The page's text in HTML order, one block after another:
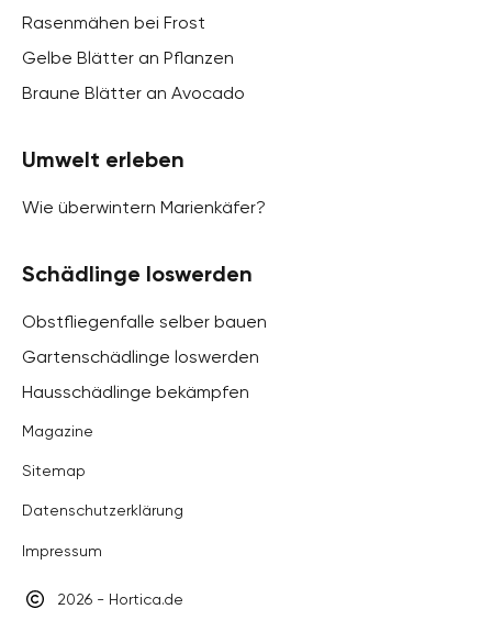
Rasenmähen bei Frost
Gelbe Blätter an Pflanzen
Braune Blätter an Avocado
Umwelt erleben
Wie überwintern Marienkäfer?
Schädlinge loswerden
Obstfliegenfalle selber bauen
Gartenschädlinge loswerden
Hausschädlinge bekämpfen
Magazine
Sitemap
Datenschutzerklärung
Impressum
2026 - Hortica.de